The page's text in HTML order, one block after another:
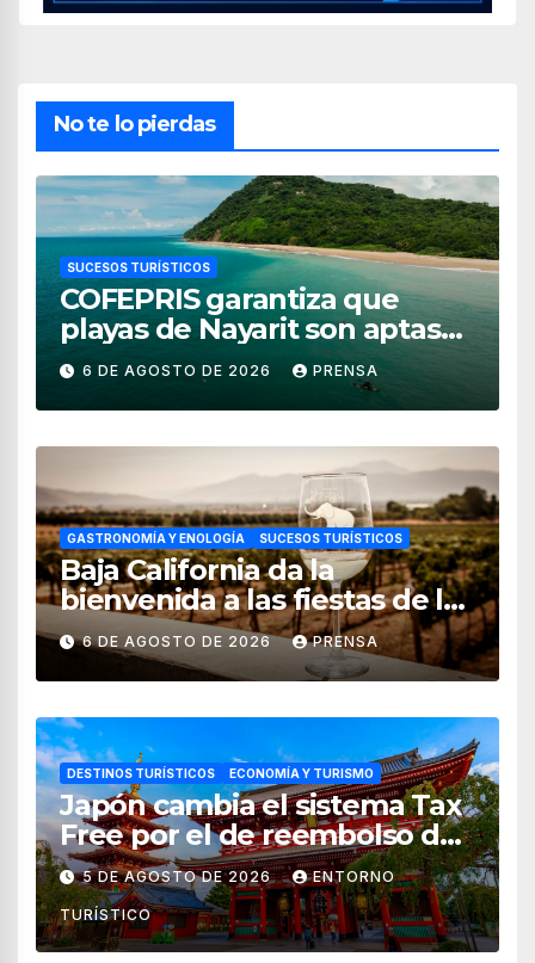
No te lo pierdas
SUCESOS TURÍSTICOS
COFEPRIS garantiza que
playas de Nayarit son aptas
para uso recreativo
6 DE AGOSTO DE 2026 PRENSA
GASTRONOMÍA Y ENOLOGÍA SUCESOS TURÍSTICOS
Baja California da la
bienvenida a las fiestas de la
vendimia 2026
6 DE AGOSTO DE 2026 PRENSA
DESTINOS TURÍSTICOS ECONOMÍA Y TURISMO
Japón cambia el sistema Tax
Free por el de reembolso de
impuestos desde noviembre
de 2026
5 DE AGOSTO DE 2026 ENTORNO
TURÍSTICO